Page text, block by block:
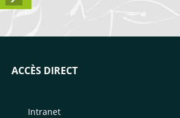
ACCÈS DIRECT
Intranet